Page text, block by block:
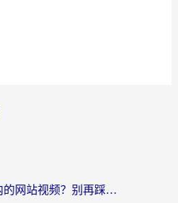
在国外怎么看国内的网站视频？别再踩坑！选对加速器秒回国内冲浪